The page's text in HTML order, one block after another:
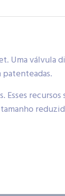
Uma válvula
recursos